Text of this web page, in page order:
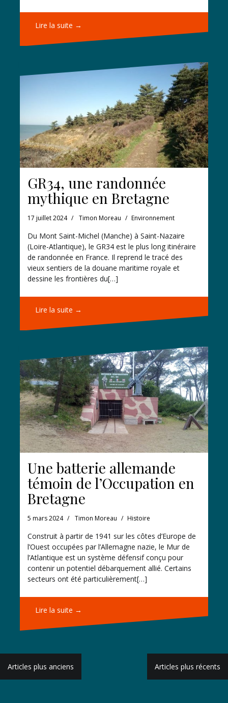
Lire la suite →
GR34, une randonnée
mythique en Bretagne
17 juillet 2024 Timon Moreau Environnement
Du Mont Saint-Michel (Manche) à Saint-Nazaire
(Loire-Atlantique), le GR34 est le plus long itinéraire
de randonnée en France. Il reprend le tracé des
vieux sentiers de la douane maritime royale et
dessine les frontières du[…]
Lire la suite →
Une batterie allemande
témoin de l’Occupation en
Bretagne
5 mars 2024 Timon Moreau Histoire
Construit à partir de 1941 sur les côtes d’Europe de
l’Ouest occupées par l’Allemagne nazie, le Mur de
l’Atlantique est un système défensif conçu pour
contenir un potentiel débarquement allié. Certains
secteurs ont été particulièrement[…]
Lire la suite →
Navigation
des
Articles plus anciens Articles plus récents